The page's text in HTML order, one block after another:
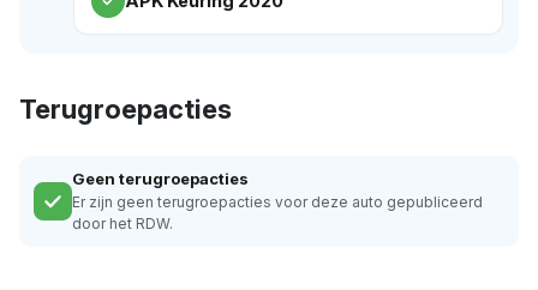
Terugroepacties
Geen terugroepacties
Er zijn geen terugroepacties voor deze auto gepubliceerd
door het RDW.